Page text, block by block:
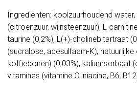
Ingrediënten: koolzuurhoudend water,
(citroenzuur, wijnsteenzuur), L-
taurine (0,2%), L(+)-cholinebitartraat
(sucralose, acesulfaam-K),
koffiebonen) (0,03%), kaliumsorbaat
vitamines (vitamine C, niacine, B6,